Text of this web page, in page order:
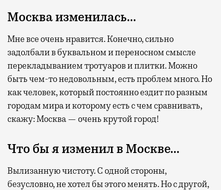
Москва изменилась…
Мне все очень нравится. Конечно, сильно
задолбали в буквальном и переносном смысле
перекладыванием тротуаров и плитки. Можно
быть чем-то недовольным, есть проблем много. Но
как человек, который постоянно ездит по разным
городам мира и которому есть с чем сравнивать,
скажу: Москва — очень крутой город!
Что бы я изменил в Москве…
Вылизанную чистоту. С одной стороны,
безусловно, не хотел бы этого менять. Но с другой,